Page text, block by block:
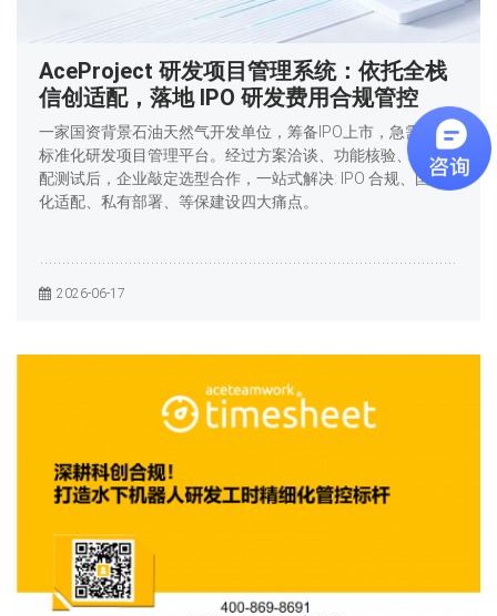
AceProject 研发项目管理系统：依托全栈
信创适配，落地 IPO 研发费用合规管控
一家国资背景石油天然气开发单位，筹备IPO上市，急需上线
标准化研发项目管理平台。经过方案洽谈、功能核验、环境适
配测试后，企业敲定选型合作，一站式解决: IPO 合规、国产
化适配、私有部署、等保建设四大痛点。
2026-06-17